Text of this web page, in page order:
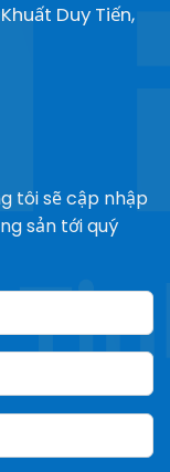
Duy Tiến,
tôi sẽ cập nhập
sản tới quý